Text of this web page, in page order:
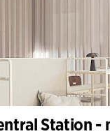
Station -